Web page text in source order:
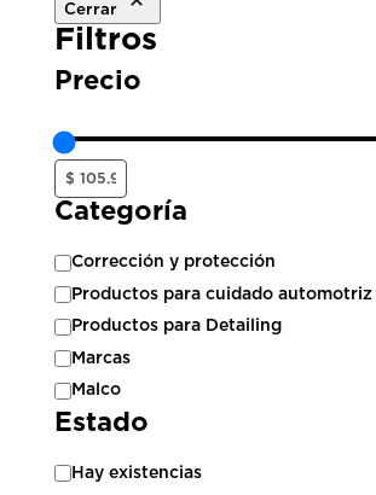
Cerrar
Filtros
Precio
Categoría
Categoría
Corrección y protección
Productos para cuidado automotriz
Productos para Detailing
Marcas
Malco
Estado
Estado
Hay existencias